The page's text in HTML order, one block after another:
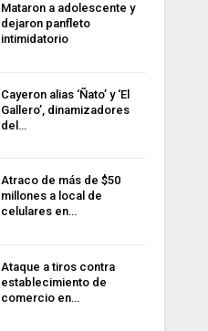
Mataron a adolescente y
dejaron panfleto
intimidatorio
Cayeron alias ‘Ñato’ y ‘El
Gallero’, dinamizadores
del…
Atraco de más de $50
millones a local de
celulares en…
Ataque a tiros contra
establecimiento de
comercio en…